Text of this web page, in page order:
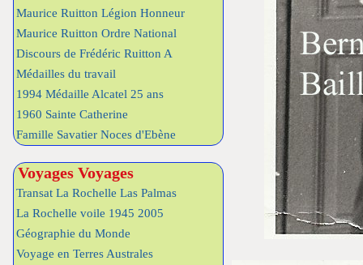
Maurice Ruitton Légion Honneur
Maurice Ruitton Ordre National
Discours de Frédéric Ruitton A
Médailles du travail
1994 Médaille Alcatel 25 ans
1960 Sainte Catherine
Famille Savatier Noces d'Ebène
Voyages Voyages
Transat La Rochelle Las Palmas
La Rochelle voile 1945 2005
Géographie du Monde
Voyage en Terres Australes